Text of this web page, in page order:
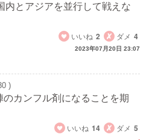
内とアジアを並行して戦えな
いいね 2 ダメ 4
2023年07月20日 23:07
)
カンフル剤になることを期
いいね 14 ダメ 5